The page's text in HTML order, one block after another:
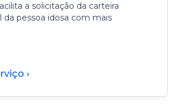
a solicitação da carteira
da pessoa idosa com mais
›